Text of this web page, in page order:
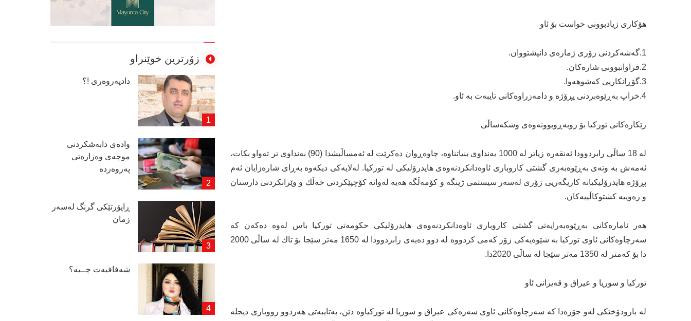
هۆكاری زیادبوونی خواست بۆ ئاو
1.گەشەكردنی زۆری ژمارەی دانیشتووان.
2.فراوانبوونی شارەكان.
3.گۆڕانكاریی كەشوهەوا.
4.خراپ بەڕێوەبردنی پڕۆژە و دامەزراوەكانی تایبەت بە ئاو.
رێكارەكانی توركیا بۆ روبەڕوبوونەوەی وشكەساڵی
لە 18 ساڵی رابردوودا ئەنقەرە زیاتر لە 1000 بەنداوی بنیاتناوە، چاوەڕوان دەكرێت لە ئەمساڵیشدا (90) بەنداوی تر تەواو بكات،
ئەمەش بە وتەی بەڕێوەبەری گشتی كاروباری ئاوەدانكردنەوەی هایدرۆلیكی لە توركیا. لەلایەكی دیکەوە بەڕای شارەزایان ئەم
پڕۆژە هایدرۆلیكیانە كاریگەریی زۆری لەسەر سیستمی ژینگە و كۆمەڵگە هەیە لەوانە كۆچپێكردنی خەڵك و وێرانكردنی دارستان
و زەوییە كشتوكاڵییەكان.
هەر ئامارەكانی بەڕێوەبەرایەتی گشتی كاروباری ئاوەدانكردنەوەی هایدرۆلیكی حكومەتی توركیا باس لەوە دەكەن كە
سەرچاوەكانی ئاوی توركیا بە شێوەیەكی زۆر كەمی كردووە لە دوو دەیەی رابردوودا لە 1650 مەتر سێجا بۆ تاك لە ساڵی 2000
دا بۆ كەمتر لە 1350 مەتر سێجا لە ساڵی 2020دا.
توركیا و سوریا و عیراق و قەیرانی ئاو
لە بارودۆخێكی لەو جۆرەدا كە سەرچاوەكانی ئاوی سەرەكی عیراق و سوریا لە توركیاوە دێن، بەتایبەتی هەردوو رووباری دیجلە
زۆرترین خوێنراو
دادپەروەری !؟
وادەی دابەشكردنی
موچەی وەزارەتی
پەروەردە
ڕاپۆرتێكی گرنگ لەسەر
زمان
شەفافیەت چــیە؟